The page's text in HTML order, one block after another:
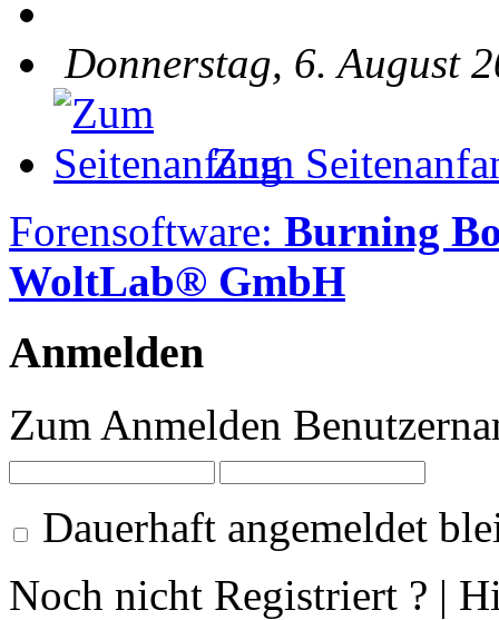
Donnerstag, 6. August
Zum
Forensoftware: Burning
WoltLab® GmbH
Anmelden
Zum Anmelden
Dauerhaft angemeldet
Noch nicht Registriert ? |